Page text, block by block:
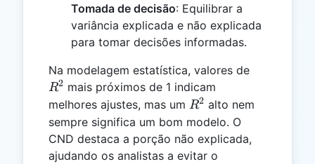
Tomada de decisão: Equilibrar a
variância explicada e não explicada
para tomar decisões informadas.
Na modelagem estatística, valores de
R2 mais próximos de 1 indicam
melhores ajustes, mas um R^2
R2 alto nem
sempre significa um bom modelo. O
CND destaca a porção não explicada,
ajudando os analistas a evitar o